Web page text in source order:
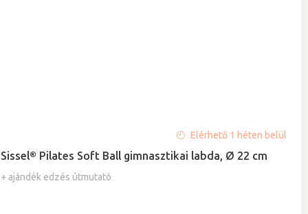
Sissel® Pilates Soft Ball gimnasztikai labda, Ø 22 cm
+ ajándék edzés útmutató
termék
átlagos
értékelése
Elérhető 1 héten belül